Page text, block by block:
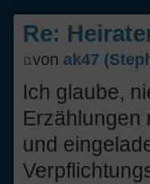
Re:
von ak47
Ich glaube,
Erzählungen
und